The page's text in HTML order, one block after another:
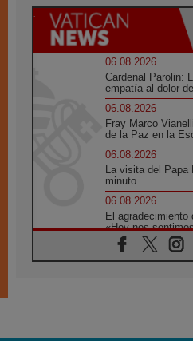
06.08.2026
Cardenal Parolin:
empatía al dolor
06.08.2026
Fray Marco
de la Paz en la
06.08.2026
La visita del
minuto
06.08.2026
El
«Hoy nos
06.08.2026
Líbano: